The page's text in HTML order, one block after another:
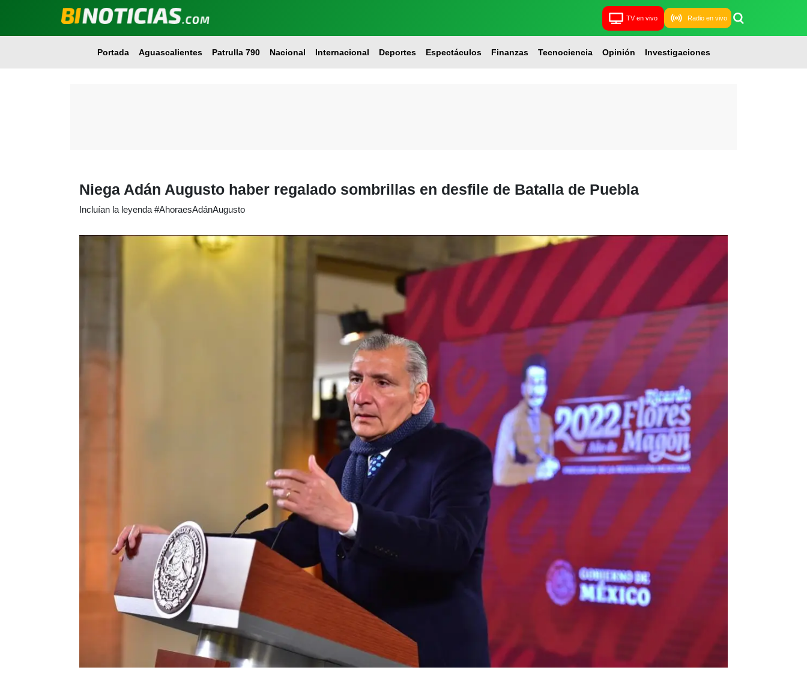
TV en vivo Radio en vivo
Portada Aguascalientes Patrulla 790 Nacional Internacional Deportes Espectáculos Finanzas Tecnociencia Opinión Investigaciones
Niega Adán Augusto haber regalado sombrillas en desfile de Batalla de Puebla
Incluían la leyenda #AhoraesAdánAugusto